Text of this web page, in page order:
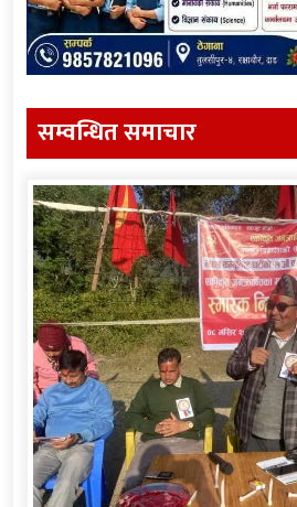
सम्वन्धित समाचार